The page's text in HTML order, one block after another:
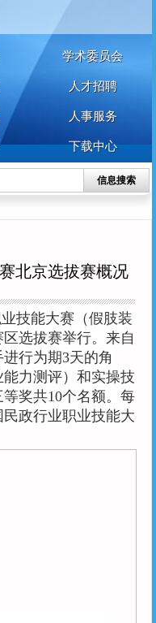
术人才 特殊群众
学术委员会
人才招聘
人事服务
下载中心
信息搜索
北京选拔赛概况
技能大赛（假肢装
选拔赛举行。来自
行为期3天的角
力测评）和实操技
奖共10个名额。每
政行业职业技能大